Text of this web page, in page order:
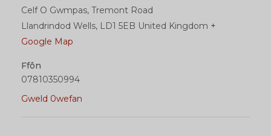
Celf O Gwmpas, Tremont Road
Llandrindod Wells, LD1 5EB United Kingdom +
Google Map
Ffôn
07810350994
Gweld 0wefan